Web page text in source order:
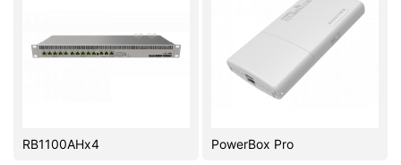
RB1100AHx4 PowerBox Pro